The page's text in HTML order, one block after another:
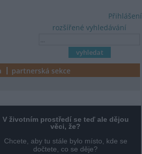
rozšířené vyhledávání
Přihlášení
partnerská sekce